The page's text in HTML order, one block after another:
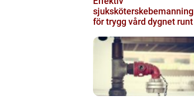
sjuksköterskebemanning
för trygg vård dygnet runt